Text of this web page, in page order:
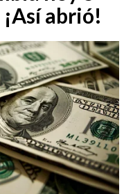
PM
abrió!